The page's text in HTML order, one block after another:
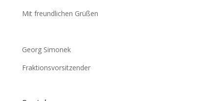
Mit freundlichen Grüßen
Georg Simonek
Fraktionsvorsitzender